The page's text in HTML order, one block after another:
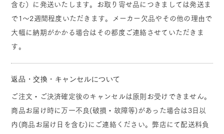
含む）に発送いたします。お取り寄せ品につきましては発送ま
で1～2週間程度いただきます。メーカー欠品やその他の理由で
大幅に納期がかかる場合はその都度ご連絡させていただきま
す。
返品・交換・キャンセルについて
ご注文・ご決済確定後のキャンセルは原則お受けできません。
商品お届け時に万一不良(破損・故障等)があった場合は3日以
内(商品お届け日を含む)にご連絡ください。弊店にて配送料負